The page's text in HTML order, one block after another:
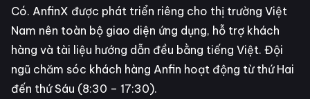
Có. AnfinX được phát triển riêng cho thị trường Việt
Nam nên toàn bộ giao diện ứng dụng, hỗ trợ khách
hàng và tài liệu hướng dẫn đều bằng tiếng Việt. Đội
ngũ chăm sóc khách hàng Anfin hoạt động từ thứ Hai
đến thứ Sáu (8:30 – 17:30).